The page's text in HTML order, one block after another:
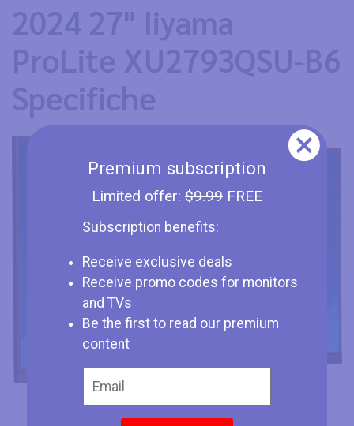
Premium subscription
Limited offer: $9.99FREE
Subscription benefits:
Receive exclusive deals
Receive promo codes for monitors
and TVs
Be the first to read our premium
content
2024 27" Iiyama
ProLite XU2793QSU-B6
Specifiche